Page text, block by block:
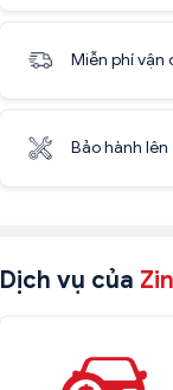
Miễn phí vận
Bảo hành
Dịch vụ của